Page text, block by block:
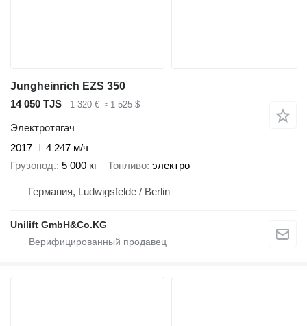
Jungheinrich EZS 350
14 050 TJS
1 320 € ≈ 1 525 $
Электротягач
2017
4 247 м/ч
Грузопод. 5 000 кг Топливо электро
Германия, Ludwigsfelde / Berlin
Unilift GmbH&Co.KG